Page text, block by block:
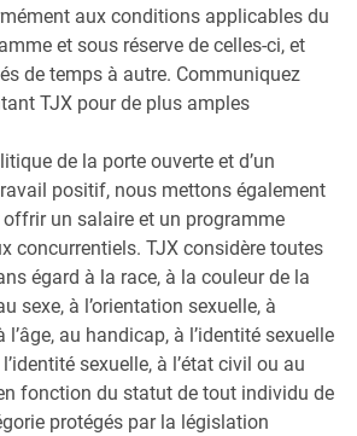
aux conditions applicables du
et sous réserve de celles-ci, et
de temps à autre. Communiquez
TJX pour de plus amples
de la porte ouverte et d’un
positif, nous mettons également
un salaire et un programme
concurrentiels. TJX considère toutes
égard à la race, à la couleur de la
sexe, à l’orientation sexuelle, à
l’âge, au handicap, à l’identité sexuelle
sexuelle, à l’état civil ou au
fonction du statut de tout individu de
protégés par la législation